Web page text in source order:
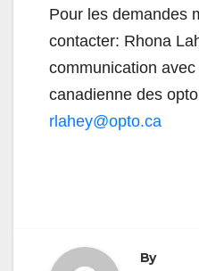
Pour les demandes
contacter: Rhona
communication avec
canadienne des
rlahey@opto.ca
By